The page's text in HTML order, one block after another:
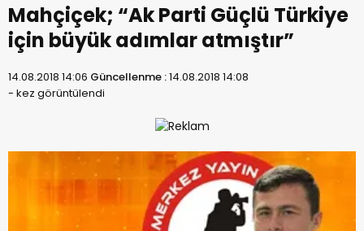
Mahçiçek; “Ak Parti Güçlü Türkiye
için büyük adımlar atmıştır”
14.08.2018 14:06 Güncellenme :14.08.2018 14:08
- kez görüntülendi